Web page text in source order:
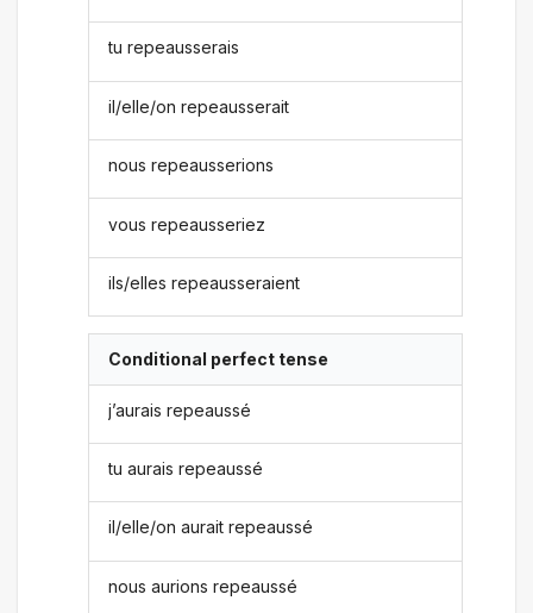
tu repeausserais
il/elle/on repeausserait
nous repeausserions
vous repeausseriez
ils/elles repeausseraient
Conditional perfect tense
j’aurais repeaussé
tu aurais repeaussé
il/elle/on aurait repeaussé
nous aurions repeaussé